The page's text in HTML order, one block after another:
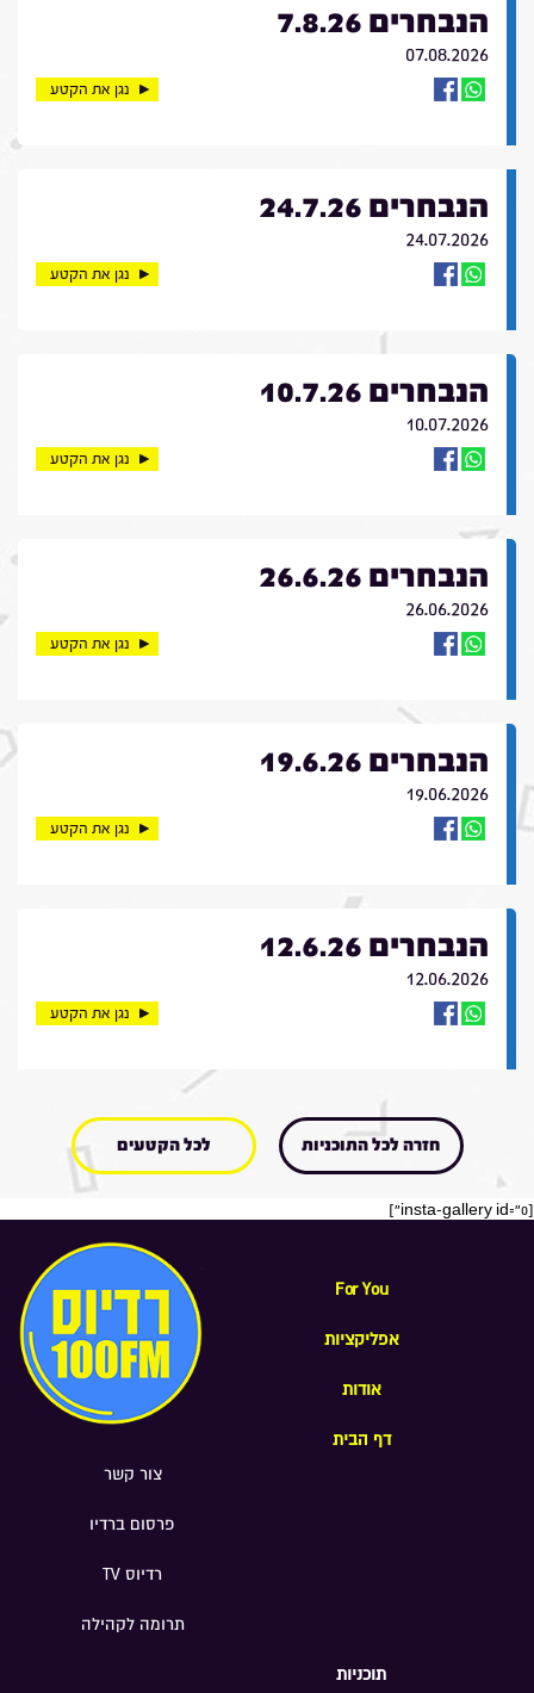
הנבחרים 7.8.26
07.08.2026
נגן את הקטע
הנבחרים 24.7.26
24.07.2026
נגן את הקטע
הנבחרים 10.7.26
10.07.2026
נגן את הקטע
הנבחרים 26.6.26
26.06.2026
נגן את הקטע
הנבחרים 19.6.26
19.06.2026
נגן את הקטע
הנבחרים 12.6.26
12.06.2026
נגן את הקטע
חזרה לכל התוכניות לכל הקטעים
[insta-gallery id="0"]
For You
אפליקציות
אודות
דף הבית
צור קשר
פרסום ברדיו
רדיוס TV
תרומה לקהילה
תוכניות